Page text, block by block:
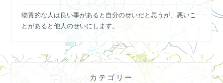
物質的な人は良い事があると自分のせいだと思うが、悪いこ
とがあると他人のせいにします。
カテゴリー